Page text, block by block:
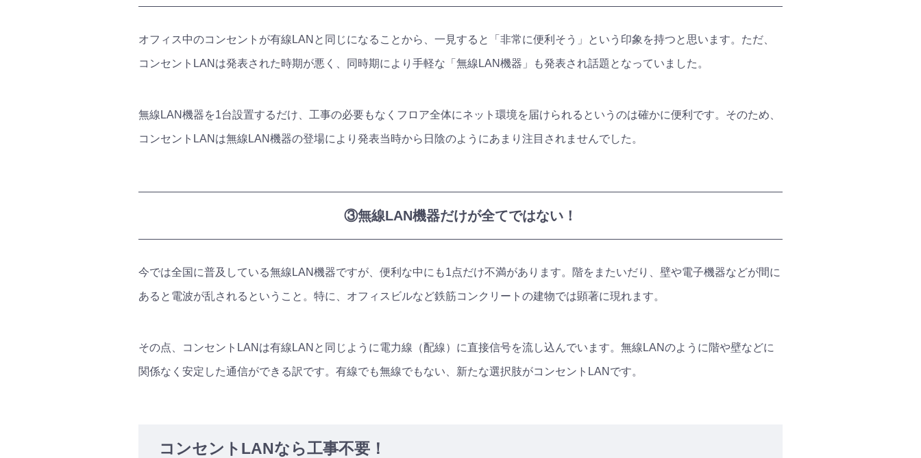
オフィス中のコンセントが有線LANと同じになることから、一見すると「非常に便利そう」という印象を持つと思います。ただ、
コンセントLANは発表された時期が悪く、同時期により手軽な「無線LAN機器」も発表され話題となっていました。
無線LAN機器を1台設置するだけ、工事の必要もなくフロア全体にネット環境を届けられるというのは確かに便利です。そのため、
コンセントLANは無線LAN機器の登場により発表当時から日陰のようにあまり注目されませんでした。
③無線LAN機器だけが全てではない！
今では全国に普及している無線LAN機器ですが、便利な中にも1点だけ不満があります。階をまたいだり、壁や電子機器などが間に
あると電波が乱されるということ。特に、オフィスビルなど鉄筋コンクリートの建物では顕著に現れます。
その点、コンセントLANは有線LANと同じように電力線（配線）に直接信号を流し込んでいます。無線LANのように階や壁などに
関係なく安定した通信ができる訳です。有線でも無線でもない、新たな選択肢がコンセントLANです。
コンセントLANなら工事不要！